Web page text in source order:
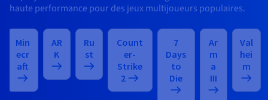
haute performance pour des jeux multijoueurs populaires.
Min
ecr
aft
AR
K
Ru
st
Count
er-
Strike
2
7
Days
to
Die
Ar
m
a
III
Val
hei
m